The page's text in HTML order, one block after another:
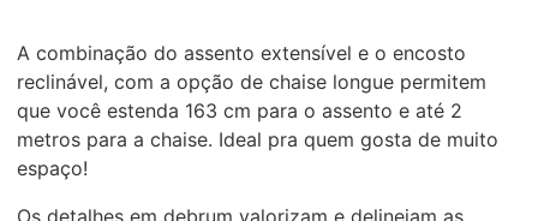
A combinação do assento extensível e o encosto
reclinável, com a opção de chaise longue permitem
que você estenda 163 cm para o assento e até 2
metros para a chaise. Ideal pra quem gosta de muito
espaço!
Os detalhes em debrum valorizam e delineiam as